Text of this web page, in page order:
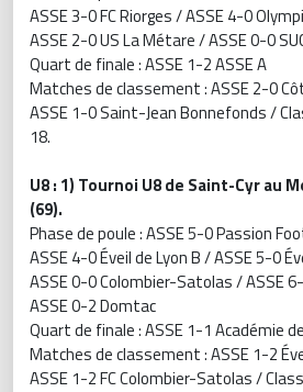
ASSE 3-0 FC Riorges / ASSE 4-0
ASSE 2-0 US La Métare / ASSE 0-0
Quart de finale : ASSE 1-2 ASSE A
Matches de classement : ASSE 2-0
ASSE 1-0 Saint-Jean Bonnefonds /
18.
U8 : 1) Tournoi U8 de Saint-Cyr au
(69).
Phase de poule : ASSE 5-0 Passion
ASSE 4-0 Éveil de Lyon B / ASSE 5-0
ASSE 0-0 Colombier-Satolas / ASSE
ASSE 0-2 Domtac
Quart de finale : ASSE 1-1 Académie
Matches de classement : ASSE 1-2
ASSE 1-2 FC Colombier-Satolas /